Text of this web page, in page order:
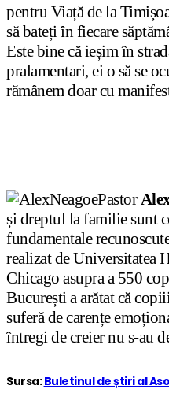
pentru Viață de la
să bateți în fiecare
Este bine că ieșim în
pralamentari, ei o să se
rămânem doar cu
Pastor
și dreptul la familie sunt
fundamentale
realizat de Universitatea
Chicago asupra a 550
București a arătat că
suferă de carențe
întregi de creier nu s-au
Sursa:Buletinul de știri al